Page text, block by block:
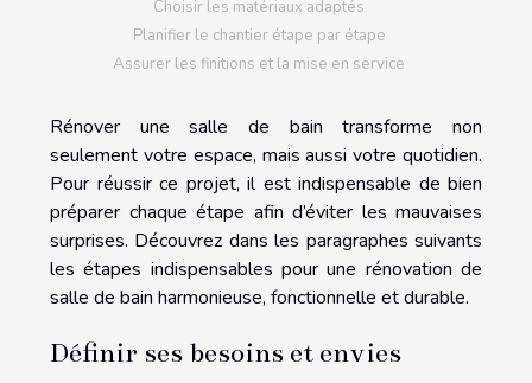
Choisir les matériaux adaptés
Planifier le chantier étape par étape
Assurer les finitions et la mise en service
Rénover une salle de bain transforme non
seulement votre espace, mais aussi votre quotidien.
Pour réussir ce projet, il est indispensable de bien
préparer chaque étape afin d’éviter les mauvaises
surprises. Découvrez dans les paragraphes suivants
les étapes indispensables pour une rénovation de
salle de bain harmonieuse, fonctionnelle et durable.
Définir ses besoins et envies